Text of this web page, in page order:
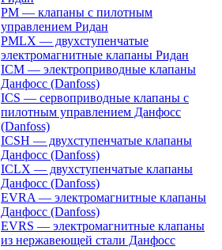
PM — клапаны с пилотным
управлением Ридан
PMLX — двухступенчатые
электромагнитные клапаны Ридан
ICM — электроприводные клапаны
Данфосс (Danfoss)
ICS — сервоприводные клапаны с
пилотным управлением Данфосс
(Danfoss)
ICSH — двухступенчатые клапаны
Данфосс (Danfoss)
ICLX — двухступенчатые клапаны
Данфосс (Danfoss)
EVRA — электромагнитные клапаны
Данфосс (Danfoss)
EVRS — электромагнитные клапаны
из нержавеющей стали Данфосс